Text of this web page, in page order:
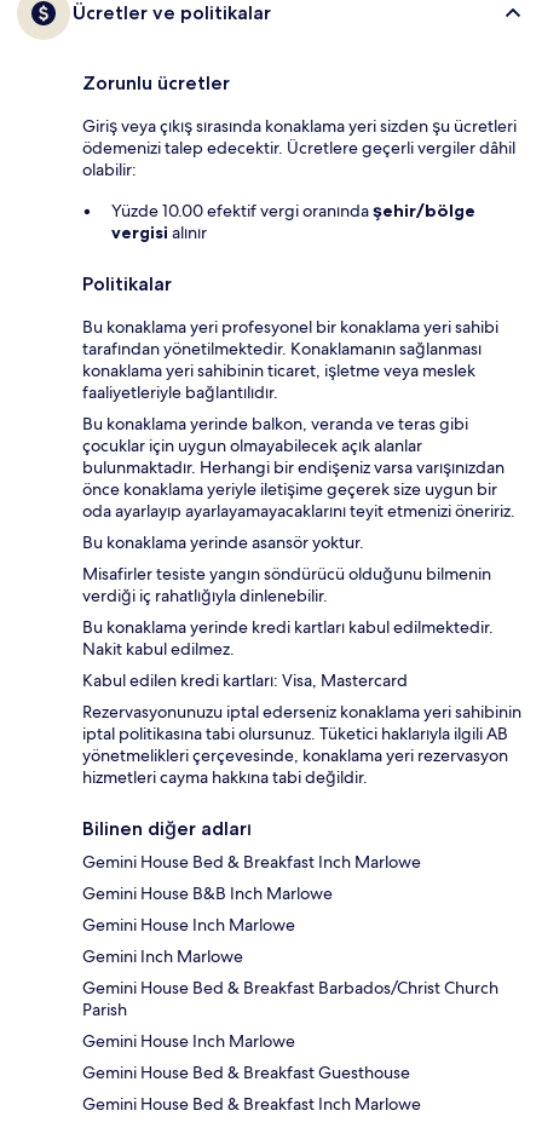
Ücretler ve politikalar
Zorunlu ücretler
Giriş veya çıkış sırasında konaklama yeri sizden şu ücretleri
ödemenizi talep edecektir. Ücretlere geçerli vergiler dâhil
olabilir:
Yüzde 10.00 efektif vergi oranındaşehir/bölge
vergisi alınır
Politikalar
Bu konaklama yeri profesyonel bir konaklama yeri sahibi
tarafından yönetilmektedir. Konaklamanın sağlanması
konaklama yeri sahibinin ticaret, işletme veya meslek
faaliyetleriyle bağlantılıdır.
Bu konaklama yerinde balkon, veranda ve teras gibi
çocuklar için uygun olmayabilecek açık alanlar
bulunmaktadır. Herhangi bir endişeniz varsa varışınızdan
önce konaklama yeriyle iletişime geçerek size uygun bir
oda ayarlayıp ayarlayamayacaklarını teyit etmenizi öneririz.
Bu konaklama yerinde asansör yoktur.
Misafirler tesiste yangın söndürücü olduğunu bilmenin
verdiği iç rahatlığıyla dinlenebilir.
Bu konaklama yerinde kredi kartları kabul edilmektedir.
Nakit kabul edilmez.
Kabul edilen kredi kartları: Visa, Mastercard
Rezervasyonunuzu iptal ederseniz konaklama yeri sahibinin
iptal politikasına tabi olursunuz. Tüketici haklarıyla ilgili AB
yönetmelikleri çerçevesinde, konaklama yeri rezervasyon
hizmetleri cayma hakkına tabi değildir.
Bilinen diğer adları
Gemini House Bed & Breakfast Inch Marlowe
Gemini House B&B Inch Marlowe
Gemini House Inch Marlowe
Gemini Inch Marlowe
Gemini House Bed & Breakfast Barbados/Christ Church
Parish
Gemini House Inch Marlowe
Gemini House Bed & Breakfast Guesthouse
Gemini House Bed & Breakfast Inch Marlowe